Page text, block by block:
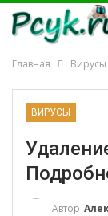
Главная Вирусы
ВИРУСЫ
Автор